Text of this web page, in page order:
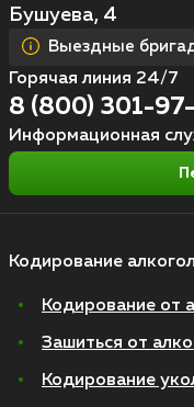
Кодирование
Кодирование от
Зашиться от
Кодирование
Бушуева, 4
Выездные
Горячая линия 24/7
8 (800) 301-
Информационная